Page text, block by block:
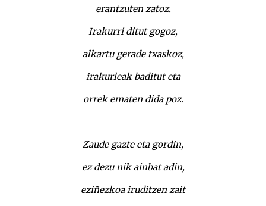
erantzuten zatoz.
Irakurri ditut gogoz,
alkartu gerade txaskoz,
irakurleak baditut eta
orrek ematen dida poz.
Zaude gazte eta gordin,
ez dezu nik ainbat adin,
eziñezkoa iruditzen zait